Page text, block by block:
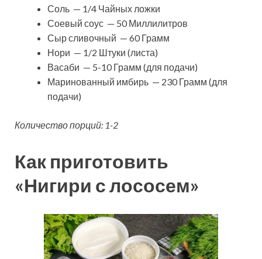
Соль — 1/4 Чайных ложки
Соевый соус — 50 Миллилитров
Сыр сливочный — 60 Грамм
Нори — 1/2 Штуки (листа)
Васаби — 5-10 Грамм (для подачи)
Маринованный имбирь — 230 Грамм (для
подачи)
Количество порций: 1-2
Как приготовить
«Нигири с лососем»